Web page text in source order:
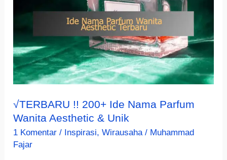
√TERBARU !! 200+ Ide Nama Parfum
Wanita Aesthetic & Unik
1 Komentar / Inspirasi,Wirausaha/ Muhammad
Fajar